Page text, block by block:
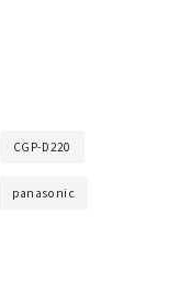
CGP-D220
panasonic